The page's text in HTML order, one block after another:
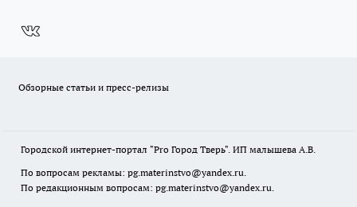
Обзорные статьи и пресс-релизы
Городской интернет-портал "Pro Город Тверь". ИП малышева А.В.
По вопросам рекламы: pg.materinstvo@yandex.ru.
По редакционным вопросам: pg.materinstvo@yandex.ru.